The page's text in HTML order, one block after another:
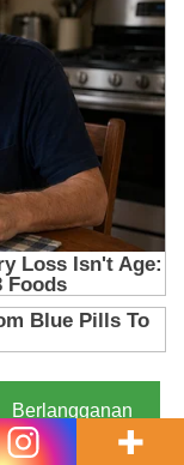
Galian C
Berlangganan